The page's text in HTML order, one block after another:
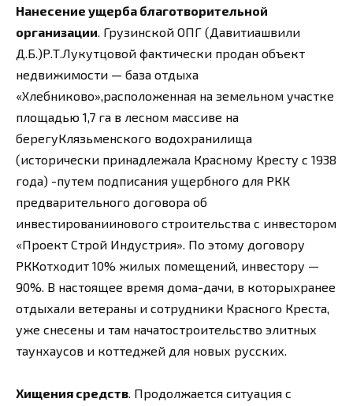
Нанесение ущерба благотворительной
организации. Грузинской ОПГ (Давитиашвили
Д.Б.)Р.Т.Лукутцовой фактически продан объект
недвижимости — база отдыха
«Хлебниково»,расположенная на земельном участке
площадью 1,7 га в лесном массиве на
берегуКлязьменского водохранилища
(исторически принадлежала Красному Кресту с 1938
года) -путем подписания ущербного для РКК
предварительного договора об
инвестированиинового строительства с инвестором
«Проект Строй Индустрия». По этому договору
РККотходит 10% жилых помещений, инвестору —
90%. В настоящее время дома-дачи, в которыхранее
отдыхали ветераны и сотрудники Красного Креста,
уже снесены и там начатостроительство элитных
таунхаусов и коттеджей для новых русских.
Хищения средств. Продолжается ситуация с